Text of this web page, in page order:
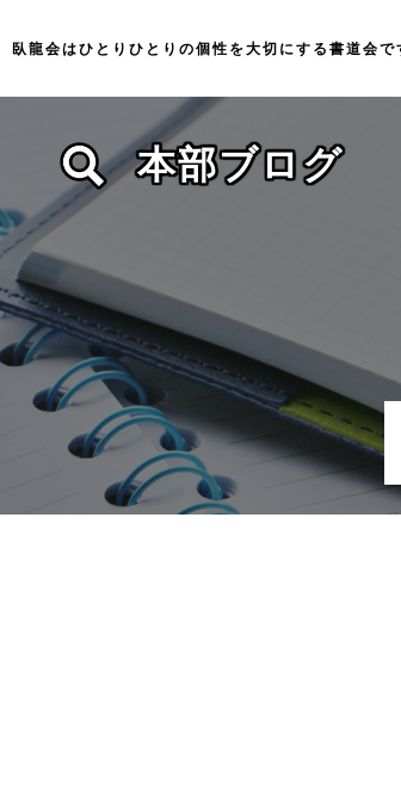
臥龍会はひとりひとりの個性を大切にする 書道会で
本部ブログ